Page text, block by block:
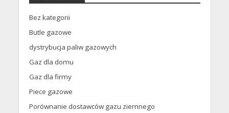
Bez kategorii
Butle gazowe
dystrybucja paliw gazowych
Gaz dla domu
Gaz dla firmy
Piece gazowe
Porównanie dostawców gazu ziemnego